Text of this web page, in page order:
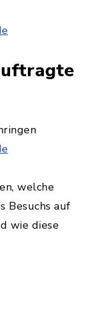
welche
Besuchs auf
wie diese